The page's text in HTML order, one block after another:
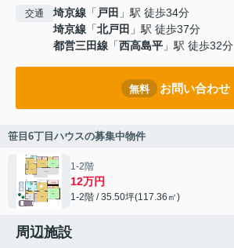
交通 埼京線 「 戸田 」駅 徒歩34分
埼京線 「北戸田 」駅 徒歩37分
都営三田線 「西高島平 」駅 徒歩32分
無料 お問い合わせ
笹目6丁目ハウスの募集中物件
1-2階
12万円
1-2階 / 35.50坪(117.36㎡)
周辺施設